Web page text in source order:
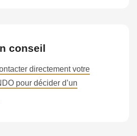
conseil
directement votre
pour décider d’un